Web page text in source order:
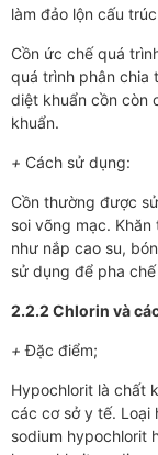
làm đảo lộn cấu
Cồn ức chế quá
quá trình phân chia
diệt khuẩn cồn còn
khuẩn.
+ Cách sử dụng:
Cồn thường được
soi võng mạc.
như nắp cao su,
sử dụng để pha
2.2.2 Chlorin và
+Đặc điểm;
Hypochlorit là chất
các cơ sở y tế. Loại
sodium hypochlorit